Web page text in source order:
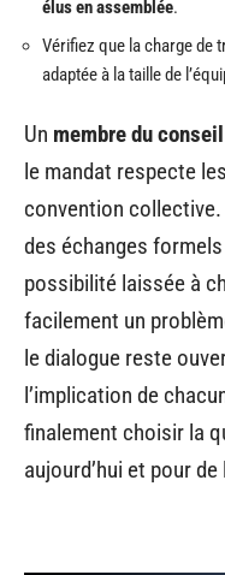
élus en assemblée.
Vérifiez que la charge de
adaptée à la taille de
Un membre du
le mandat respecte
convention
des échanges
possibilité laissée à
facilement un
le dialogue reste
l’implication de
finalement choisir la
aujourd’hui et pour